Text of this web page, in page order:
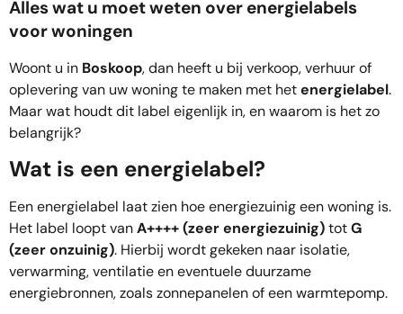
Alles wat u moet weten over energielabels
voor woningen
Woont u in Boskoop, dan heeft u bij verkoop, verhuur of
oplevering van uw woning te maken met hetenergielabel.
Maar wat houdt dit label eigenlijk in, en waarom is het zo
belangrijk?
Wat is een energielabel?
Een energielabel laat zien hoe energiezuinig een woning is.
Het label loopt vanA++++ (zeer energiezuinig)totG
(zeer onzuinig). Hierbij wordt gekeken naar isolatie,
verwarming, ventilatie en eventuele duurzame
energiebronnen, zoals zonnepanelen of een warmtepomp.